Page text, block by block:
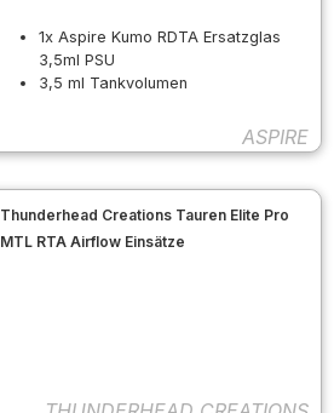
1x Aspire Kumo RDTA Ersatzglas
3,5ml PSU
3,5 ml Tankvolumen
ASPIRE
Thunderhead Creations Tauren Elite Pro
MTL RTA Airflow Einsätze